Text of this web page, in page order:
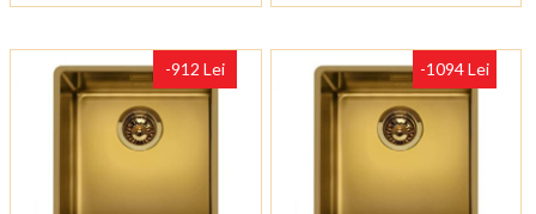
-912 Lei -1094 Lei